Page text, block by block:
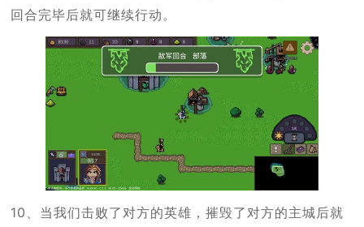
回合完毕后就可继续行动。
10、当我们击败了对方的英雄，摧毁了对方的主城后就